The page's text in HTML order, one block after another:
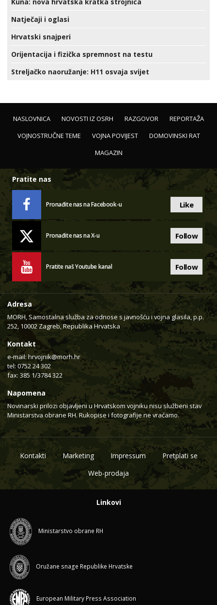
Natječaji i oglasi
Hrvatski snajperi
Orijentacija i fizička spremnost na testu
Streljačko naoružanje: H11 osvaja svijet
NASLOVNICA NOVOSTI IZ OSRH RAZGOVOR
REPORTAŽA
VOJNOSTRUČNE TEME
VOJNA POVIJEST
DOMOVINSKI RAT
MAGAZIN
Pratite nas
Pronađite nas na Facebook-u Like
Pronađite nas na X-u Follow
Pratite naš Youtube kanal Follow
Adresa
MORH, Samostalna služba za odnose s javnošću i vojna glasila, p.p.
252, 10002 Zagreb, Republika Hrvatska
Kontakt
e-mail: hrvojnik@morh.hr
tel: 0752 24 302
fax: 385 1/3784 322
Napomena
Novinarski prilozi objavljeni u Hrvatskom vojniku nisu službeni stav
Ministarstva obrane RH. Rukopise i fotografije ne vraćamo.
Kontakti Marketing Impressum
Pretplati se
Web-prodaja
Linkovi
Ministarstvo obrane RH
Oružane snage Republike Hrvatske
European Military Press Association